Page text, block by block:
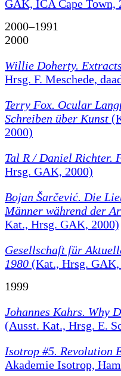
GAK, ICA Cape Town,
2000–1991
2000
Willie Doherty.
Hrsg. F. Meschede,
Terry Fox. Ocular
Schreiben über Kunst
2000)
Tal R / Daniel Richter.
Hrsg. GAK, 2000)
Bojan Šarčević. Die
Männer während der
Kat., Hrsg. GAK, 2000)
Gesellschaft für
1980 (Kat., Hrsg. GAK,
1999
Johannes Kahrs. Why
(Ausst. Kat., Hrsg. E.
Isotrop #5. Revolution
Akademie Isotrop,